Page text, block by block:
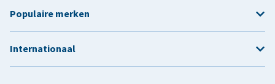
Populaire merken
Internationaal